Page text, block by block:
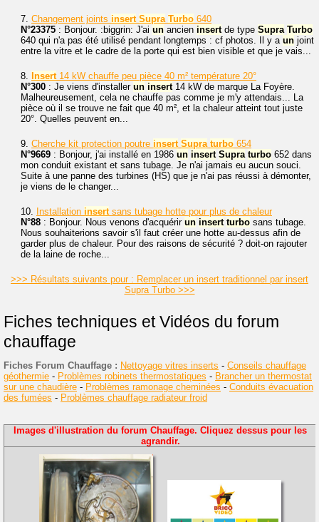
7. Changement joints insert Supra Turbo 640
N°23375 : Bonjour. :biggrin: J'ai un ancien insertde type Supra Turbo
640 qui n'a pas été utilisé pendant longtemps : cf photos. Il y a un joint
entre la vitre et le cadre de la porte qui est bien visible et que je vais...
8. Insert14 kW chauffe peu pièce 40 m² température 20°
N°300 : Je viens d'installer un insert14 kW de marque La Foyère.
Malheureusement, cela ne chauffe pas comme je m'y attendais... La
pièce où il se trouve ne fait que 40 m², et la chaleur atteint tout juste
20°. Quelles peuvent en...
9. Cherche kit protection poutre insert Supra turbo 654
N°9669 : Bonjour, j'ai installé en 1986 un insert Supra turbo 652 dans
mon conduit existant et sans tubage. Je n'ai jamais eu aucun souci.
Suite à une panne des turbines (HS) que je n'ai pas réussi à démonter,
je viens de le changer...
10. Installation insertsans tubage hotte pour plus de chaleur
N°88 : Bonjour. Nous venons d'acquérir un insert turbo sans tubage.
Nous souhaiterions savoir s'il faut créer une hotte au-dessus afin de
garder plus de chaleur. Pour des raisons de sécurité ? doit-on rajouter
de la laine de roche...
>>> Résultats suivants pour : Remplacer un insert traditionnel par insert
Supra Turbo >>>
Fiches techniques et Vidéos du forum
chauffage
Fiches Forum Chauffage : Nettoyage vitres inserts - Conseils chauffage
géothermie - Problèmes robinets thermostatiques - Brancher un thermostat
sur une chaudière - Problèmes ramonage cheminées - Conduits évacuation
des fumées - Problèmes chauffage radiateur froid
Images d'illustration du forum Chauffage. Cliquez dessus pour les
agrandir.